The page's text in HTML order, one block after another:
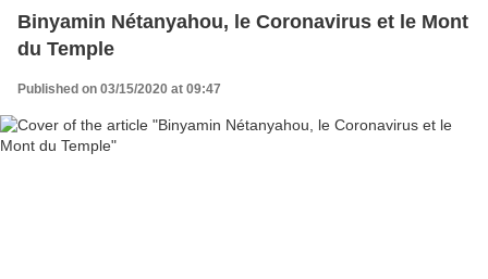
Binyamin Nétanyahou, le Coronavirus et le Mont
du Temple
Published on 03/15/2020 at 09:47